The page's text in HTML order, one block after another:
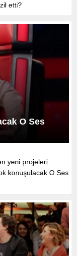
etti?
O Ses
yeni projeleri
konuşulacak O Ses